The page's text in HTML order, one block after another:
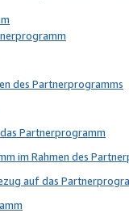
des Partnerprogramms
Partnerprogramm
im Rahmen des
auf das